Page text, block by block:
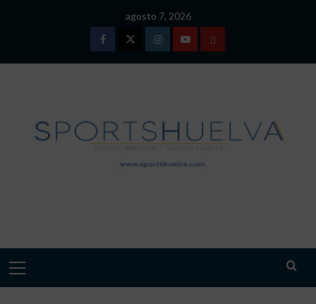
agosto 7, 2026
FacebookTwitterInstagramYoutubeTÉRMINOS
DE
USO
Menú